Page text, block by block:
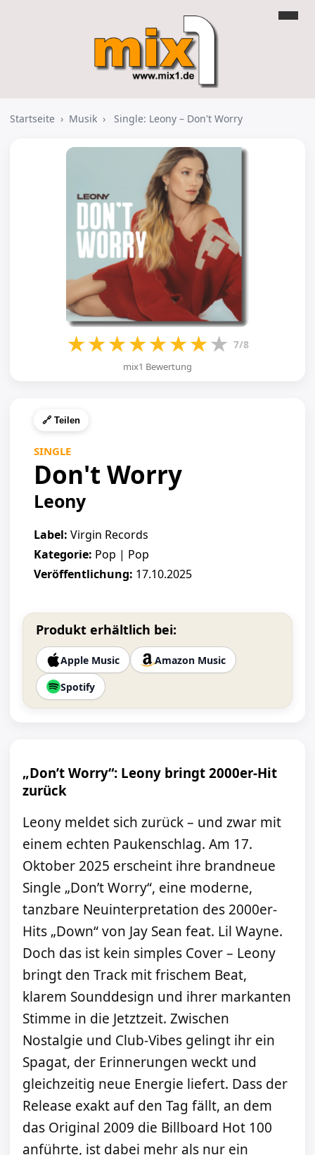
Startseite › Musik › Single: Leony – Don't Worry
★★★★★★★★ 7/8
mix1 Bewertung
🔗 Teilen
SINGLE
Don't Worry
Leony
Label: Virgin Records
Kategorie: Pop | Pop
Veröffentlichung: 17.10.2025
Produkt erhältlich bei:
Apple Music
Amazon Music
Spotify
„Don’t Worry“: Leony bringt 2000er-Hit
zurück
Leony meldet sich zurück – und zwar mit
einem echten Paukenschlag. Am 17.
Oktober 2025 erscheint ihre brandneue
Single „Don’t Worry“, eine moderne,
tanzbare Neuinterpretation des 2000er-
Hits „Down“ von Jay Sean feat. Lil Wayne.
Doch das ist kein simples Cover – Leony
bringt den Track mit frischem Beat,
klarem Sounddesign und ihrer markanten
Stimme in die Jetztzeit. Zwischen
Nostalgie und Club-Vibes gelingt ihr ein
Spagat, der Erinnerungen weckt und
gleichzeitig neue Energie liefert. Dass der
Release exakt auf den Tag fällt, an dem
das Original 2009 die Billboard Hot 100
anführte, ist dabei mehr als nur ein